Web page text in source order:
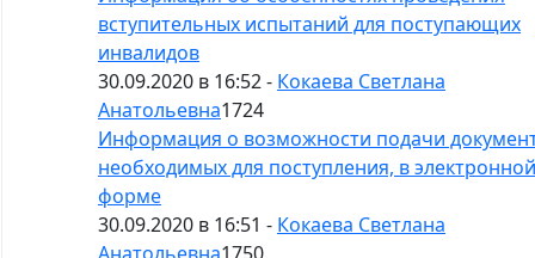
вступительных испытаний для поступающих
инвалидов
30.09.2020 в 16:52 - Кокаева Светлана
Анатольевна1724
Информация о возможности подачи
необходимых для поступления, в электронной
форме
30.09.2020 в 16:51 - Кокаева Светлана